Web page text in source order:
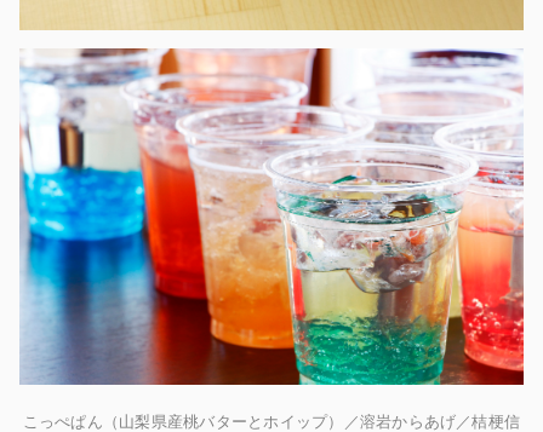
こっぺぱん（山梨県産桃バターとホイップ）／溶岩からあげ​／桔梗信